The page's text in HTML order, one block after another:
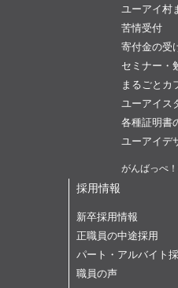
ユーアイ村
苦情受付
寄付金の受
セミナー・
まるごとカ
ユーアイス
各種証明書
ユーアイデ
がんばっぺ
採用情報
新卒採用情報
正職員の中途採用
パート・アルバイト
職員の声